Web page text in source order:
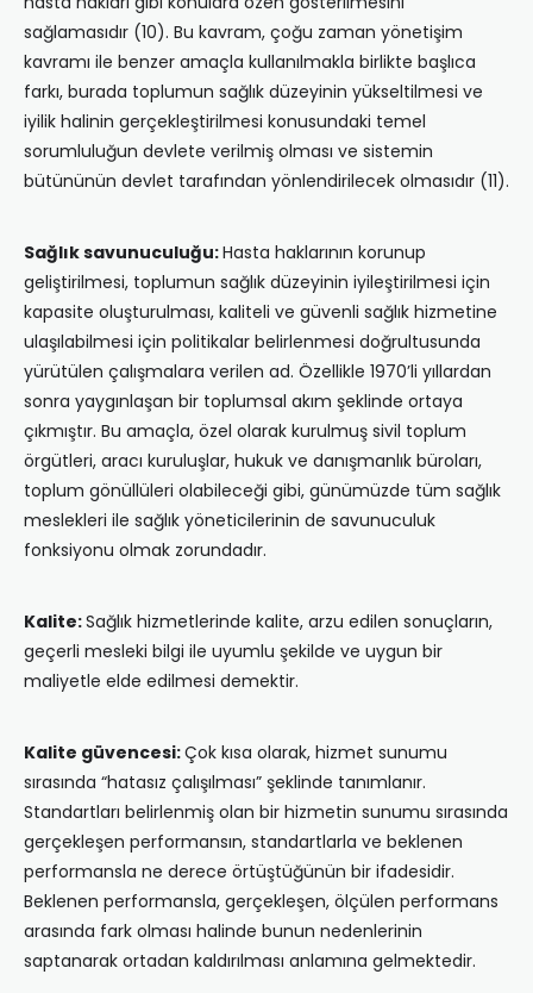
sağlamasıdır (10). Bu kavram, çoğu zaman yönetişim
kavramı ile benzer amaçla kullanılmakla birlikte başlıca
farkı, burada toplumun sağlık düzeyinin yükseltilmesi ve
iyilik halinin gerçekleştirilmesi konusundaki temel
sorumluluğun devlete verilmiş olması ve sistemin
bütününün devlet tarafından yönlendirilecek olmasıdır (11).
Sağlık savunuculuğu:Hasta haklarının korunup
geliştirilmesi, toplumun sağlık düzeyinin iyileştirilmesi için
kapasite oluşturulması, kaliteli ve güvenli sağlık hizmetine
ulaşılabilmesi için politikalar belirlenmesi doğrultusunda
yürütülen çalışmalara verilen ad. Özellikle 1970’li yıllardan
sonra yaygınlaşan bir toplumsal akım şeklinde ortaya
çıkmıştır. Bu amaçla, özel olarak kurulmuş sivil toplum
örgütleri, aracı kuruluşlar, hukuk ve danışmanlık büroları,
toplum gönüllüleri olabileceği gibi, günümüzde tüm sağlık
meslekleri ile sağlık yöneticilerinin de savunuculuk
fonksiyonu olmak zorundadır.
Kalite:Sağlık hizmetlerinde kalite, arzu edilen sonuçların,
geçerli mesleki bilgi ile uyumlu şekilde ve uygun bir
maliyetle elde edilmesi demektir.
Kalite güvencesi:Çok kısa olarak, hizmet sunumu
sırasında “hatasız çalışılması” şeklinde tanımlanır.
Standartları belirlenmiş olan bir hizmetin sunumu sırasında
gerçekleşen performansın, standartlarla ve beklenen
performansla ne derece örtüştüğünün bir ifadesidir.
Beklenen performansla, gerçekleşen, ölçülen performans
arasında fark olması halinde bunun nedenlerinin
saptanarak ortadan kaldırılması anlamına gelmektedir.